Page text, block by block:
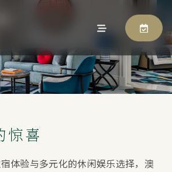
惊喜
体验与多元化的休闲娱乐选择，澳